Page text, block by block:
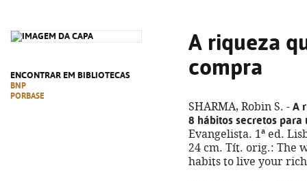
ENCONTRAR EM BIBLIOTECAS
BNP
PORBASE
A riqueza
compra
SHARMA, Robin S. - A
8 hábitos secretos para
Evangelista. 1ª ed.
24 cm. Tít. orig.: The
habits to live your